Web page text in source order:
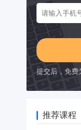
提交后，免费
推荐课程